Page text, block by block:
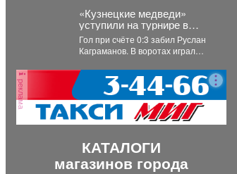
Набор из шаров №2
1420 руб.
Букет «Маршмеллоу»
1850 руб.
«Кузнецкие медведи»
уступили на турнире в
Омске челябинцам.
Гол при счёте 0:3 забил Руслан
Каграманов. В воротах играл
шайба была...
реклама
КАТАЛОГИ
магазинов города